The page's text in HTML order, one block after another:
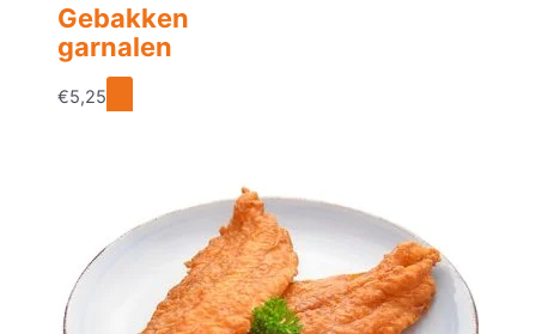
Gebakken
garnalen
€5,25